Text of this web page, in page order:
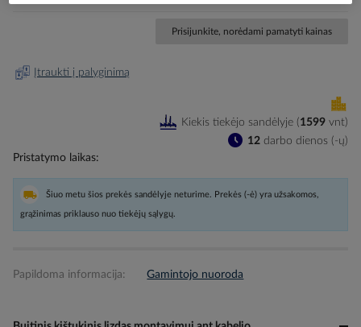
Prisijunkite, norėdami pamatyti kainas
Įtraukti į palyginimą
Pristatymo laikas
12 darbo dienos (-ų)
Kiekis tiekėjo sandėlyje ( 1599 vnt)
Šiuo metu šios prekės sandėlyje neturime. Prekės (-ė) yra užsakomos,
grąžinimas priklauso nuo tiekėjų sąlygų.
Papildoma informacija: Gamintojo nuoroda